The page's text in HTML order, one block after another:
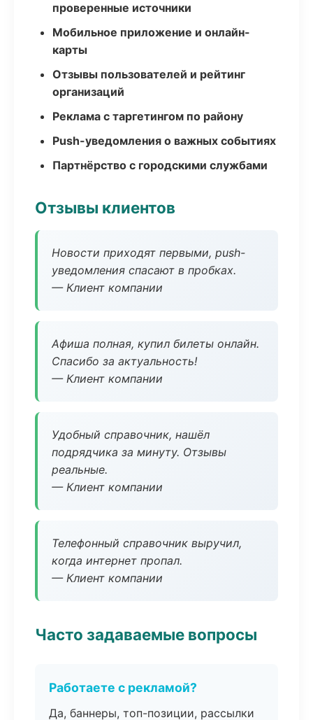
проверенные источники
Мобильное приложение и онлайн-
карты
Отзывы пользователей и рейтинг
организаций
Реклама с таргетингом по району
Push-уведомления о важных событиях
Партнёрство с городскими службами
Отзывы клиентов
Новости приходят первыми, push-
уведомления спасают в пробках.
— Клиент компании
Афиша полная, купил билеты онлайн.
Спасибо за актуальность!
— Клиент компании
Удобный справочник, нашёл
подрядчика за минуту. Отзывы
реальные.
— Клиент компании
Телефонный справочник выручил,
когда интернет пропал.
— Клиент компании
Часто задаваемые вопросы
Работаете с рекламой?
Да, баннеры, топ-позиции, рассылки